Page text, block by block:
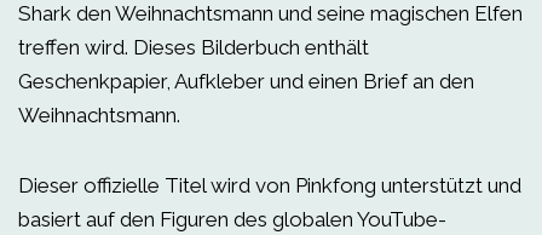
Shark den Weihnachtsmann und seine magischen Elfen
treffen wird. Dieses Bilderbuch enthält
Geschenkpapier, Aufkleber und einen Brief an den
Weihnachtsmann.
Dieser offizielle Titel wird von Pinkfong unterstützt und
basiert auf den Figuren des globalen YouTube-